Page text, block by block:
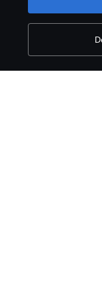
Whistleblowing
Governance, Risk